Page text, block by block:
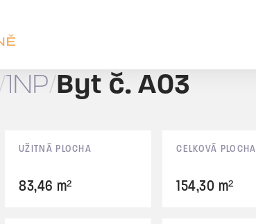
1NP Byt č. A03
UŽITNÁ PLOCHA
83,46 m²
CELKOVÁ PLOCHA
154,30 m²